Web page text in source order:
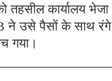
तहसील कार्यालय
ने उसे पैसों के साथ रंगे
गया।